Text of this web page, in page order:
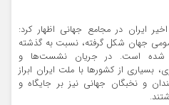
ایران در مجامع جهانی اظهار کرد:
عمومی جهان شکل گرفته، نسبت به گذشته
شده است. در جریان نشست‌ها و
بسیاری از کشورها با ملت ایران ابراز
و نخبگان جهانی نیز بر جایگاه و